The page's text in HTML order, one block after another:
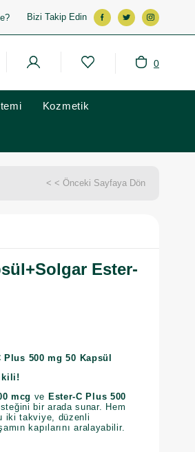
Bizi Takip Edin
0
Kozmetik
< < Önceki Sayfaya Dön
Ester-
500 mg 50 Kapsül
mcg ve Ester-C Plus 500
bir arada sunar. Hem
iki takviye, düzenli
kapılarını aralayabilir.